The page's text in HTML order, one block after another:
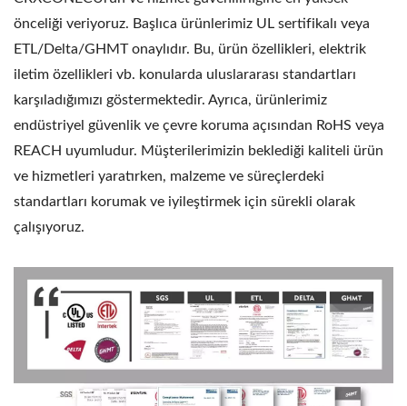
önceliği veriyoruz. Başlıca ürünlerimiz UL sertifikalı veya
ETL/Delta/GHMT onaylıdır. Bu, ürün özellikleri, elektrik
iletim özellikleri vb. konularda uluslararası standartları
karşıladığımızı göstermektedir. Ayrıca, ürünlerimiz
endüstriyel güvenlik ve çevre koruma açısından RoHS veya
REACH uyumludur. Müşterilerimizin beklediği kaliteli ürün
ve hizmetleri yaratırken, malzeme ve süreçlerdeki
standartları korumak ve iyileştirmek için sürekli olarak
çalışıyoruz.